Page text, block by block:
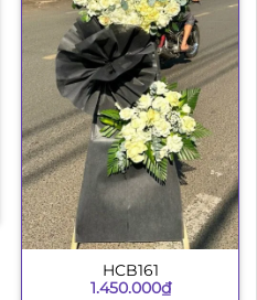
HCB161
1.450.000₫